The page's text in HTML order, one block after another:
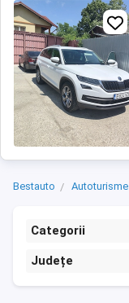
Bestauto Autoturisme
Categorii
Județe